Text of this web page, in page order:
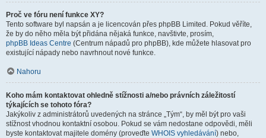
Proč ve fóru není funkce XY?
Tento software byl napsán a je licencován přes phpBB Limited. Pokud věříte,
že by do něho měla být přidána nějaká funkce, navštivte, prosím,
phpBB Ideas Centre (Centrum nápadů pro phpBB), kde můžete hlasovat pro
existující nápady nebo navrhnout nové funkce.
Nahoru
Koho mám kontaktovat ohledně stížnosti a/nebo právních záležitostí
týkajících se tohoto fóra?
Jakýkoliv z administrátorů uvedených na stránce „Tým“, by měl být pro vaši
stížnost vhodnou kontaktní osobou. Pokud se vám nedostane odpovědi, měli
byste kontaktovat majitele domény (proveďte WHOIS vyhledávání) nebo,